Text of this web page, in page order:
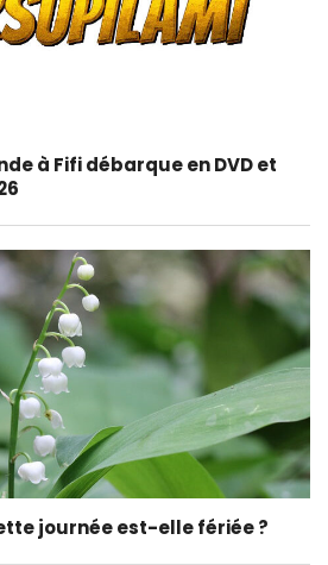
à Fifi débarque en DVD et
journée est-elle fériée ?